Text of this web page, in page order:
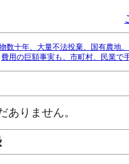
数十年、大量不法投棄、国有農地
費用の巨額事実も、市町村、民業で
ありません。